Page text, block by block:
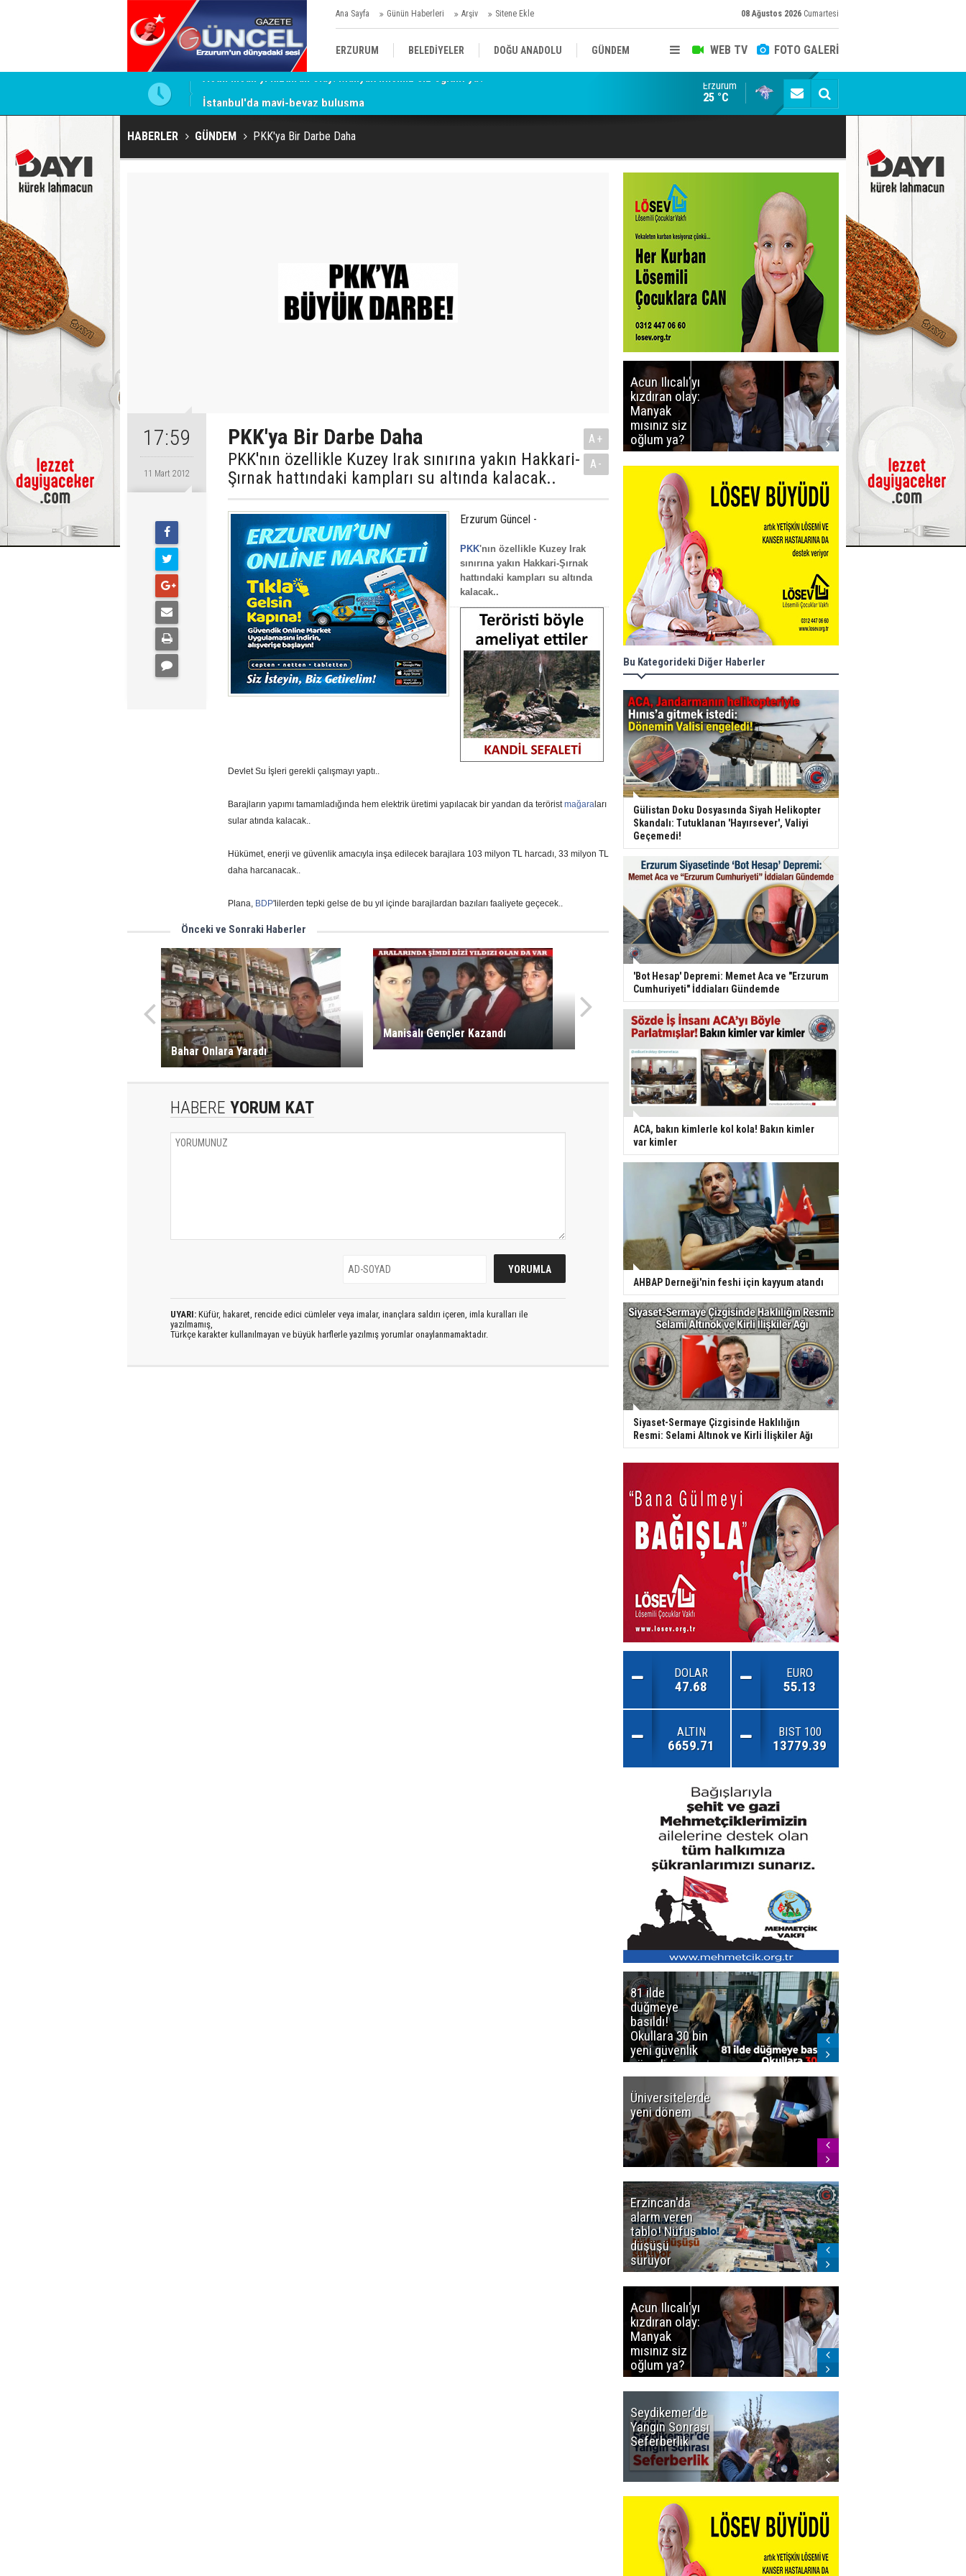
Ana Sayfa Günün Haberleri Arşiv Sitene Ekle 08 Ağustos 2026 Cumartesi
WEB TV FOTO GALERİ
ERZURUM BELEDİYELER DOĞU ANADOLU GÜNDEM
KÜLTÜR/SANAT//MAĞAZİN
İstanbul'da mavi-beyaz buluşma Erzurumspor Store'de yoğunluk
Erzurum
25 °C
HABERLER GÜNDEM PKK'ya Bir Darbe Daha
17:59
11 Mart 2012
PKK'ya Bir Darbe Daha
PKK'nın özellikle Kuzey Irak sınırına yakın Hakkari-
Şırnak hattındaki kampları su altında kalacak..
A+
A-
Erzurum Güncel -
PKK'nın özellikle Kuzey Irak
sınırına yakın Hakkari-Şırnak
hattındaki kampları su altında
kalacak..
Devlet Su İşleri gerekli çalışmayı yaptı..
Barajların yapımı tamamladığında hem elektrik üretimi yapılacak bir yandan da teröristmağara ları
sular atında kalacak..
Hükümet, enerji ve güvenlik amacıyla inşa edilecek barajlara 103 milyon TL harcadı, 33 milyon TL
daha harcanacak..
Plana, BDP'lilerden tepki gelse de bu yıl içinde barajlardan bazıları faaliyete geçecek..
Önceki ve Sonraki Haberler
Bahar Onlara Yaradı
Manisalı Gençler Kazandı
HABERE YORUM KAT
UYARI: Küfür, hakaret, rencide edici cümleler veya imalar, inançlara saldırı içeren, imla kuralları ile
yazılmamış,
Türkçe karakter kullanılmayan ve büyük harflerle yazılmış yorumlar onaylanmamaktadır.
Acun Ilıcalı'yı
kızdıran olay:
Manyak
mısınız siz
oğlum ya?
buluşma
Bu Kategorideki Diğer Haberler
Gülistan Doku Dosyasında Siyah Helikopter
Skandalı: Tutuklanan 'Hayırsever', Valiyi
Geçemedi!
'Bot Hesap' Depremi: Memet Aca ve "Erzurum
Cumhuriyeti" İddiaları Gündemde
ACA, bakın kimlerle kol kola! Bakın kimler
var kimler
AHBAP Derneği'nin feshi için kayyum atandı
Siyaset-Sermaye Çizgisinde Haklılığın
Resmi: Selami Altınok ve Kirli İlişkiler Ağı
DOLAR
47.68
EURO
55.13
ALTIN
6659.71
BIST 100
13779.39
81 ilde
düğmeye
basıldı!
Okullara 30 bin
yeni güvenlik
görevlisi
Üniversitelerde
yeni dönem
Erzincan'da
alarm veren
tablo! Nüfus
düşüşü
sürüyor
Acun Ilıcalı'yı
kızdıran olay:
Manyak
mısınız siz
oğlum ya?
Seydikemer'de
Yangın Sonrası
Seferberlik